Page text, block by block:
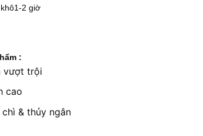
1-2 giờ
:
vượt trội
cao
& thủy ngân